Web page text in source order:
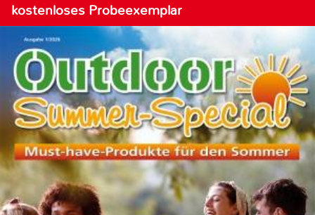
kostenloses Probeexemplar